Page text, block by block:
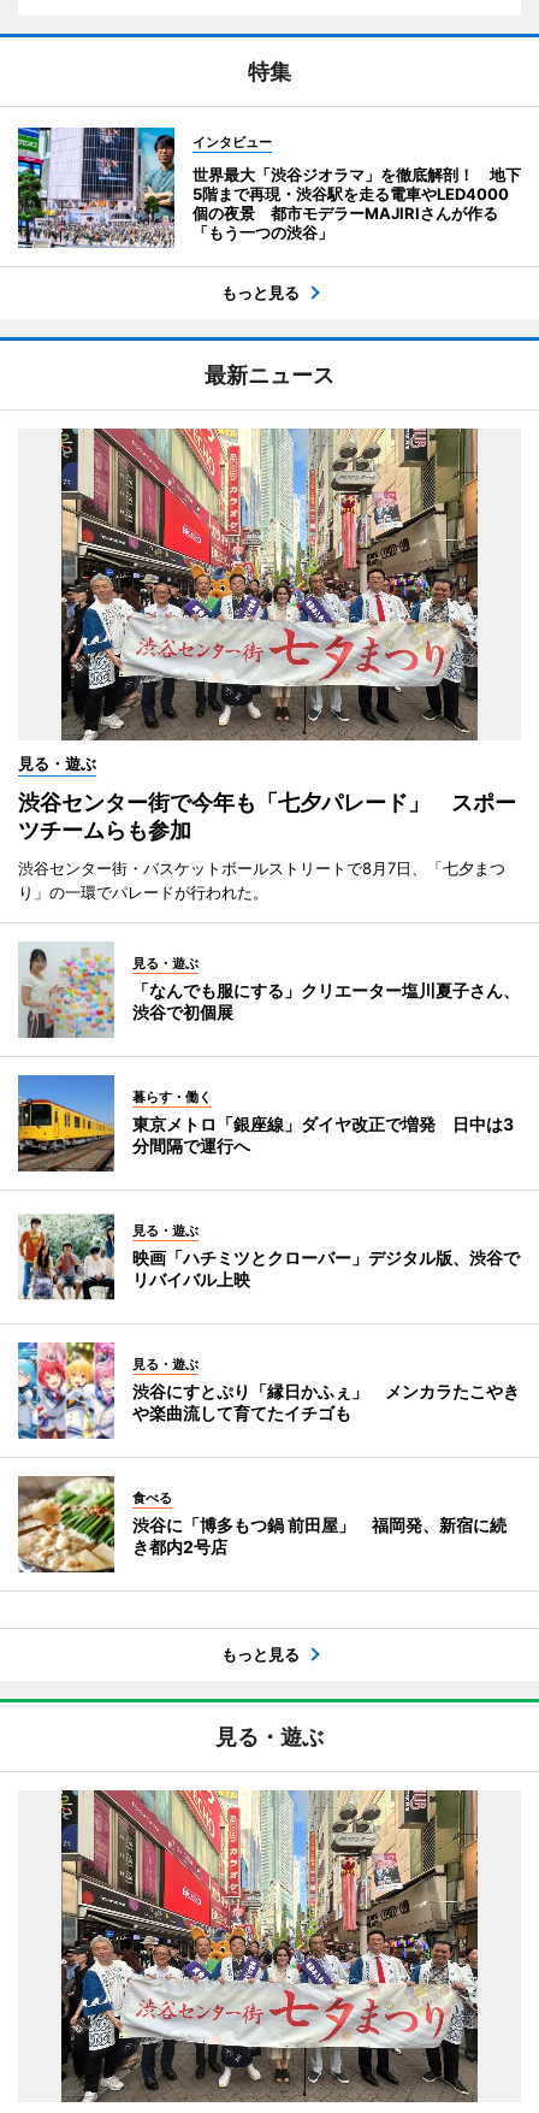
特集
インタビュー
世界最大「渋谷ジオラマ」を徹底解剖！ 地下
5階まで再現・渋谷駅を走る電車やLED4000
個の夜景 都市モデラーMAJIRIさんが作る
「もう一つの渋谷」
もっと見る
最新ニュース
見る・遊ぶ
渋谷センター街で今年も「七夕パレード」 スポー
ツチームらも参加
渋谷センター街・バスケットボールストリートで8月7日、「七夕まつ
り」の一環でパレードが行われた。
見る・遊ぶ
「なんでも服にする」クリエーター塩川夏子さん、
渋谷で初個展
暮らす・働く
東京メトロ「銀座線」ダイヤ改正で増発 日中は3
分間隔で運行へ
見る・遊ぶ
映画「ハチミツとクローバー」デジタル版、渋谷で
リバイバル上映
見る・遊ぶ
渋谷にすとぷり「縁日かふぇ」 メンカラたこやき
や楽曲流して育てたイチゴも
食べる
渋谷に「博多もつ鍋 前田屋」 福岡発、新宿に続
き都内2号店
もっと見る
見る・遊ぶ